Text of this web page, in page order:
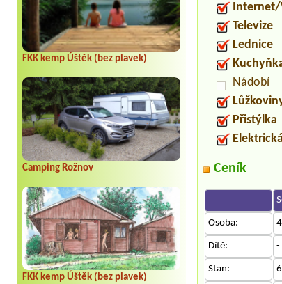
FKK kemp Úštěk (bez plavek)
Camping Rožnov
FKK kemp Úštěk (bez plavek)
Internet/
Televize
Lednice
Nádobí
Přistýlka
Ceník
Osoba:
Dítě: -
Stan: